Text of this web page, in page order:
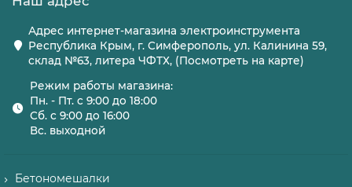
Адрес интернет-магазина электроинструмента
Республика Крым, г. Симферополь, ул. Калинина 59,
склад №63, литера ЧФТХ, (Посмотреть на карте)
Режим работы магазина:
Пн. - Пт. с 9:00 до 18:00
Сб. с 9:00 до 16:00
Вс. выходной
Бетономешалки